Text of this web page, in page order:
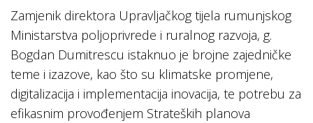
Zamjenik direktora Upravljačkog tijela rumunjskog
Ministarstva poljoprivrede i ruralnog razvoja, g.
Bogdan Dumitrescu istaknuo je brojne zajedničke
teme i izazove, kao što su klimatske promjene,
digitalizacija i implementacija inovacija, te potrebu za
efikasnim provođenjem Strateških planova